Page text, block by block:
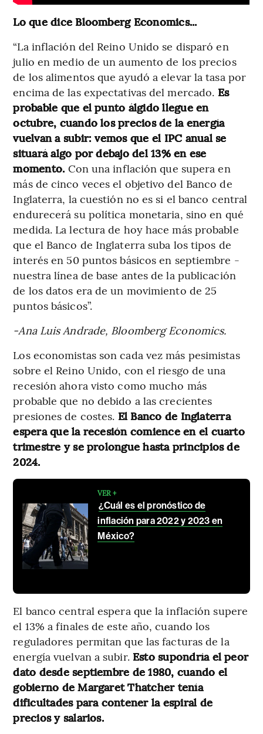
Lo que dice Bloomberg Economics...
“La inflación del Reino Unido se disparó en
julio en medio de un aumento de los precios
de los alimentos que ayudó a elevar la tasa por
encima de las expectativas del mercado. Es
probable que el punto álgido llegue en
octubre, cuando los precios de la energía
vuelvan a subir: vemos que el IPC anual se
situará algo por debajo del 13% en ese
momento. Con una inflación que supera en
más de cinco veces el objetivo del Banco de
Inglaterra, la cuestión no es si el banco central
endurecerá su política monetaria, sino en qué
medida. La lectura de hoy hace más probable
que el Banco de Inglaterra suba los tipos de
interés en 50 puntos básicos en septiembre -
nuestra línea de base antes de la publicación
de los datos era de un movimiento de 25
puntos básicos”.
-Ana Luis Andrade, Bloomberg Economics.
Los economistas son cada vez más pesimistas
sobre el Reino Unido, con el riesgo de una
recesión ahora visto como mucho más
probable que no debido a las crecientes
presiones de costes. El Banco de Inglaterra
espera que la recesión comience en el cuarto
trimestre y se prolongue hasta principios de
2024.
VER +
¿Cuál es el pronóstico de
inflación para 2022 y 2023 en
México?
El banco central espera que la inflación supere
el 13% a finales de este año, cuando los
reguladores permitan que las facturas de la
energía vuelvan a subir. Esto supondría el peor
dato desde septiembre de 1980, cuando el
gobierno de Margaret Thatcher tenía
dificultades para contener la espiral de
precios y salarios.